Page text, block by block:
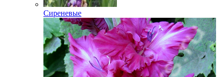
Сиреневые